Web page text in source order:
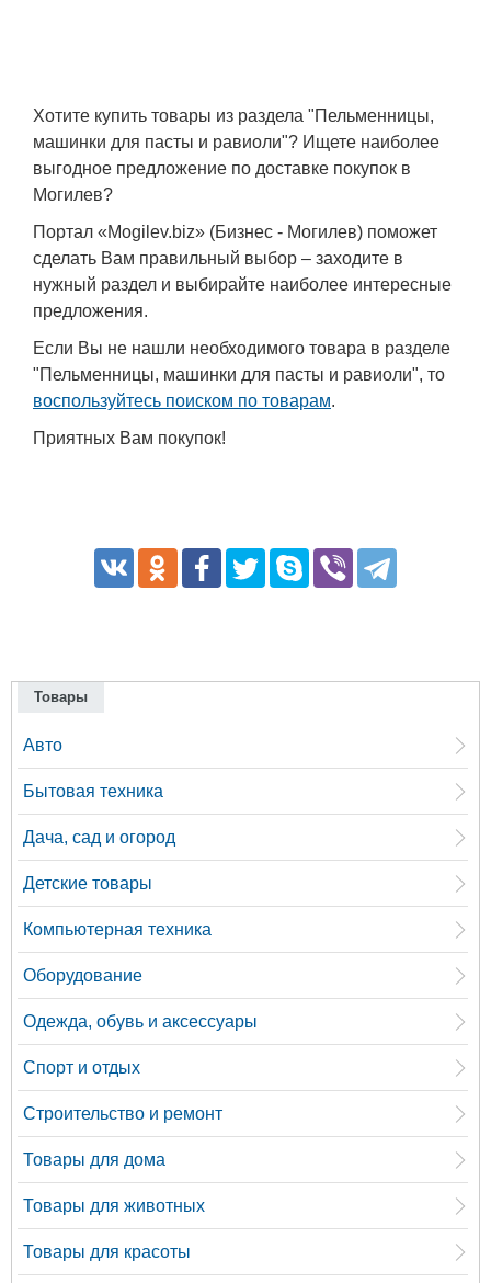
Хотите купить товары из раздела "Пельменницы,
машинки для пасты и равиоли"? Ищете наиболее
выгодное предложение по доставке покупок в
Могилев?
Портал «Mogilev.biz» (Бизнес - Могилев) поможет
сделать Вам правильный выбор – заходите в
нужный раздел и выбирайте наиболее интересные
предложения.
Если Вы не нашли необходимого товара в разделе
"Пельменницы, машинки для пасты и равиоли", то
воспользуйтесь поиском по товарам.
Приятных Вам покупок!
Товары
Авто
Бытовая техника
Дача, сад и огород
Детские товары
Компьютерная техника
Оборудование
Одежда, обувь и аксессуары
Спорт и отдых
Строительство и ремонт
Товары для дома
Товары для животных
Товары для красоты